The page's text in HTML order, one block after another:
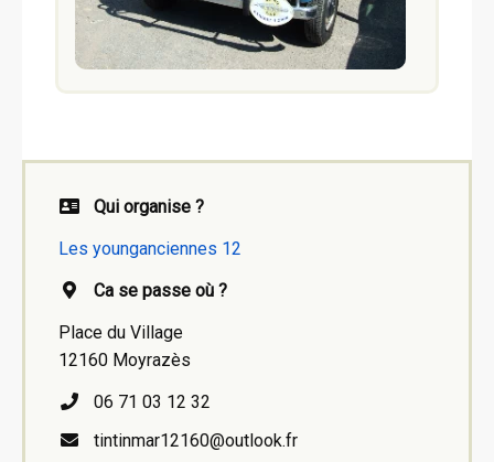
Qui organise ?
Les younganciennes 12
Ca se passe où ?
Place du Village
12160 Moyrazès
06 71 03 12 32
tintinmar12160@outlook.fr